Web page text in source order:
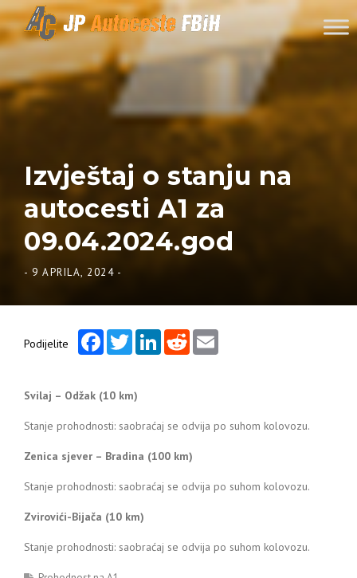
Skip to content
Izvještaj o stanju na
autocesti A1 za
09.04.2024.god
- 9 APRILA, 2024 -
Podijelite
FacebookTwitterLinkedInReddit
Svilaj – Odžak (10 km)
Stanje prohodnosti: saobraćaj se odvija po suhom kolovozu.
Zenica sjever – Bradina (100 km)
Stanje prohodnosti: saobraćaj se odvija po suhom kolovozu.
Zvirovići-Bijača (10 km)
Stanje prohodnosti: saobraćaj se odvija po suhom kolovozu.